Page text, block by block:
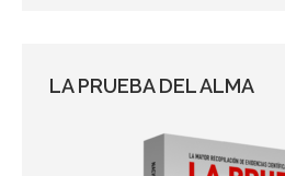
LA PRUEBA DEL ALMA